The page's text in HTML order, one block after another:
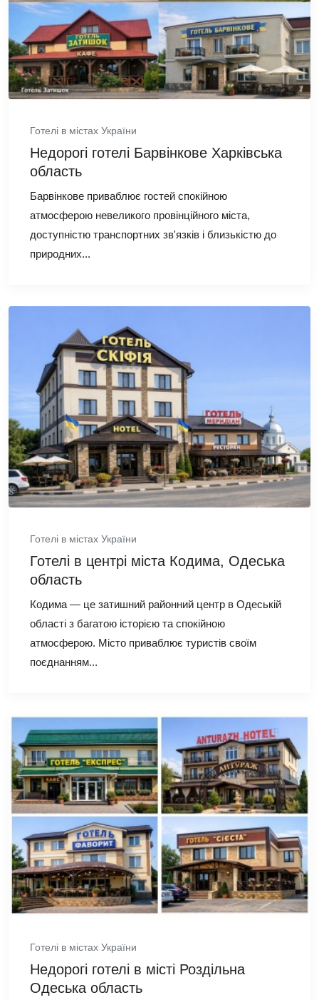
Готелі в містах України
Недорогі готелі Барвінкове Харківська
область
Барвінкове приваблює гостей спокійною
атмосферою невеликого провінційного міста,
доступністю транспортних зв'язків і близькістю до
природних...
Готелі в містах України
Готелі в центрі міста Кодима, Одеська
область
Кодима — це затишний районний центр в Одеській
області з багатою історією та спокійною
атмосферою. Місто приваблює туристів своїм
поєднанням...
Готелі в містах України
Недорогі готелі в місті Роздільна
Одеська область